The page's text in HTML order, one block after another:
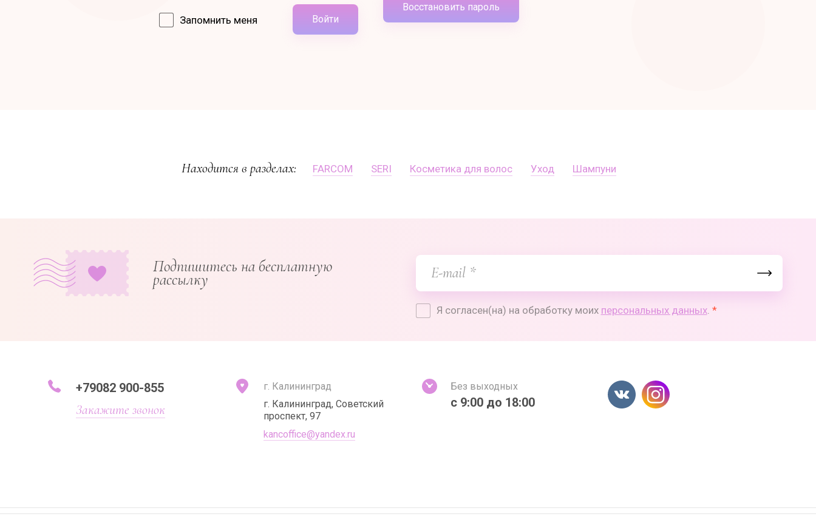
Запомнить меня Войти
Восстановить пароль
Находится в разделах: FARCOM SERI Косметика для волос Уход Шампуни
Подпишитесь на бесплатную
рассылку
Я согласен(на) на обработку моих персональных данных. *
+79082 900-855
Закажите звонок
г. Калининград
г. Калининград, Советский
проспект, 97
kancoffice@yandex.ru
Без выходных
с 9:00 до 18:00